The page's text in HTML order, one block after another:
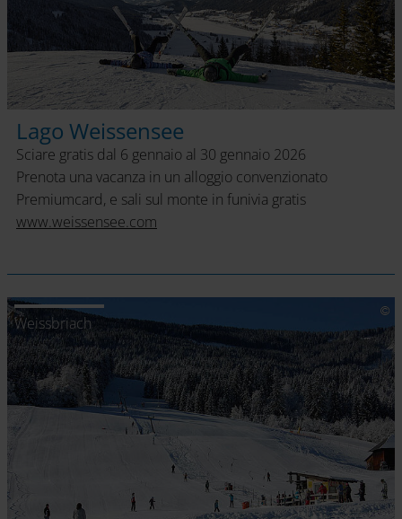
Lago Weissensee
Sciare gratis dal 6 gennaio al 30 gennaio 2026
Prenota una vacanza in un alloggio convenzionato
Premiumcard, e sali sul monte in funivia gratis
www.weissensee.com
Weissbriach